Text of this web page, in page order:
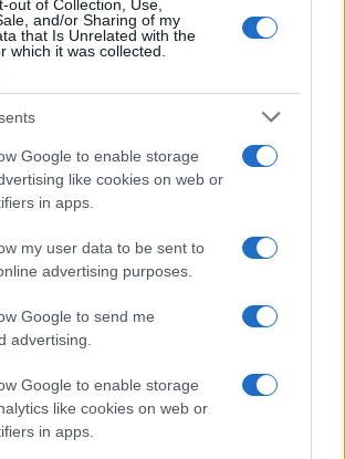
out of Collection, Use,
and/or Sharing of my
that Is Unrelated with the
which it was collected.
Google to enable storage
like cookies on web or
in apps.
my user data to be sent to
advertising purposes.
Google to send me
advertising.
Google to enable storage
like cookies on web or
in apps.